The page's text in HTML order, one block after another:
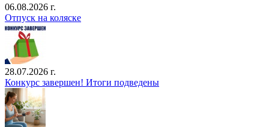
06.08.2026 г.
Отпуск на коляске
28.07.2026 г.
Конкурс завершен! Итоги подведены